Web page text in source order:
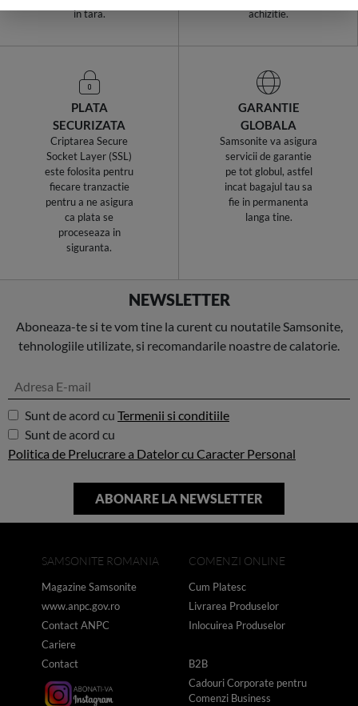
in tara.
achizitie.
PLATA
SECURIZATA
Criptarea Secure
Socket Layer (SSL)
este folosita pentru
fiecare tranzactie
pentru a ne asigura
ca plata se
proceseaza in
siguranta.
GARANTIE
GLOBALA
Samsonite va asigura
servicii de garantie
pe tot globul, astfel
incat bagajul tau sa
fie in permanenta
langa tine.
NEWSLETTER
Aboneaza-te si te vom tine la curent cu noutatile Samsonite,
tehnologiile utilizate, si recomandarile noastre de calatorie.
Sunt de acord cu Termenii si conditiile
Sunt de acord cu
Politica de Prelucrare a Datelor cu Caracter Personal
SAMSONITE ROMANIA
Magazine Samsonite
www.anpc.gov.ro
Contact ANPC
Cariere
Contact
COMENZI ONLINE
Cum Platesc
Livrarea Produselor
Inlocuirea Produselor
B2B
Cadouri Corporate pentru
Comenzi Business